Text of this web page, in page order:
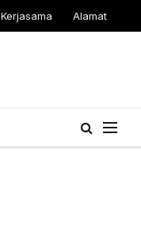
Kerjasama Alamat